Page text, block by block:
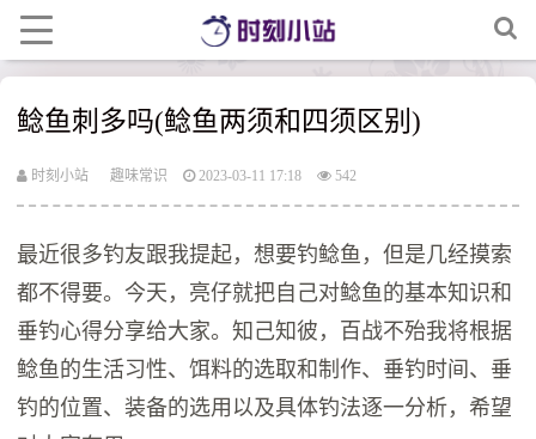
鲶鱼刺多吗(鲶鱼两须和四须区别)
时刻小站 趣味常识 2023-03-11 17:18 542
最近很多钓友跟我提起，想要钓鲶鱼，但是几经摸索
都不得要。今天，亮仔就把自己对鲶鱼的基本知识和
垂钓心得分享给大家。知己知彼，百战不殆我将根据
鲶鱼的生活习性、饵料的选取和制作、垂钓时间、垂
钓的位置、装备的选用以及具体钓法逐一分析，希望